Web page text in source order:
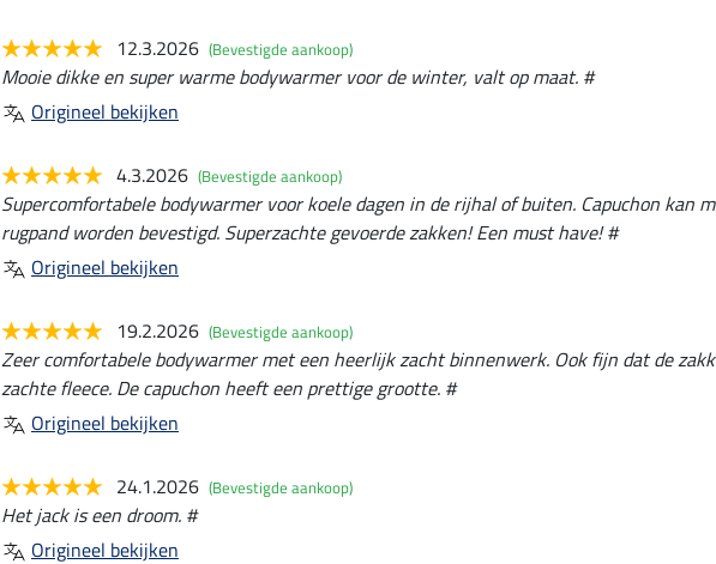
12.3.2026 (Bevestigde aankoop)
Mooie dikke en super warme bodywarmer voor de winter, valt op maat. #
Origineel bekijken
4.3.2026 (Bevestigde aankoop)
Supercomfortabele bodywarmer voor koele dagen in de rijhal of buiten. Capuchon kan
rugpand worden bevestigd. Superzachte gevoerde zakken! Een must have! #
Origineel bekijken
19.2.2026 (Bevestigde aankoop)
Zeer comfortabele bodywarmer met een heerlijk zacht binnenwerk. Ook fijn dat de
zachte fleece. De capuchon heeft een prettige grootte. #
Origineel bekijken
24.1.2026 (Bevestigde aankoop)
Het jack is een droom. #
Origineel bekijken